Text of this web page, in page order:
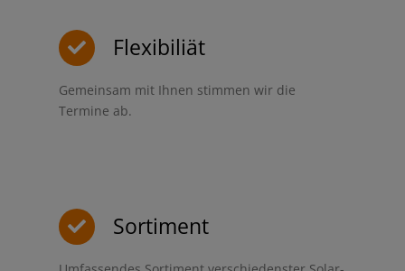
Flexibiliät
Gemeinsam mit Ihnen stimmen wir die
Termine ab.
Sortiment